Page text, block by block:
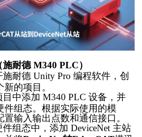
施耐德M340 PLC）
施耐德 Unity Pro 编程软件，创
新的项目。
目中添加 M340 PLC 设备，并
件组态。根据实际使用的模
置输入输出点数和通信接口。
件组态中，添加 DeviceNet 主站